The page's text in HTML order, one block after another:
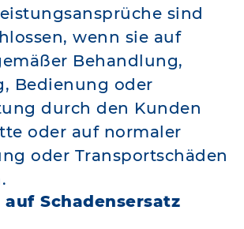
sind
wenn sie auf
Behandlung,
Bedienung oder
durch den Kunden
oder auf normaler
oder Transportschäden
Schadensersatz